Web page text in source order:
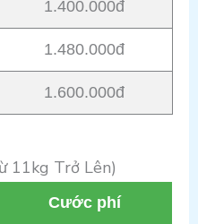
1.400.000đ
1.480.000đ
1.600.000đ
11kg Trở Lên)
Cước phí